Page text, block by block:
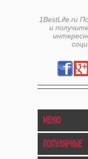
1BestLife.ru
и
МЕНЮ
ПОПУЛЯРНЫЕ